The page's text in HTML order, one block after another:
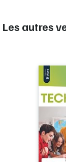
Les autres